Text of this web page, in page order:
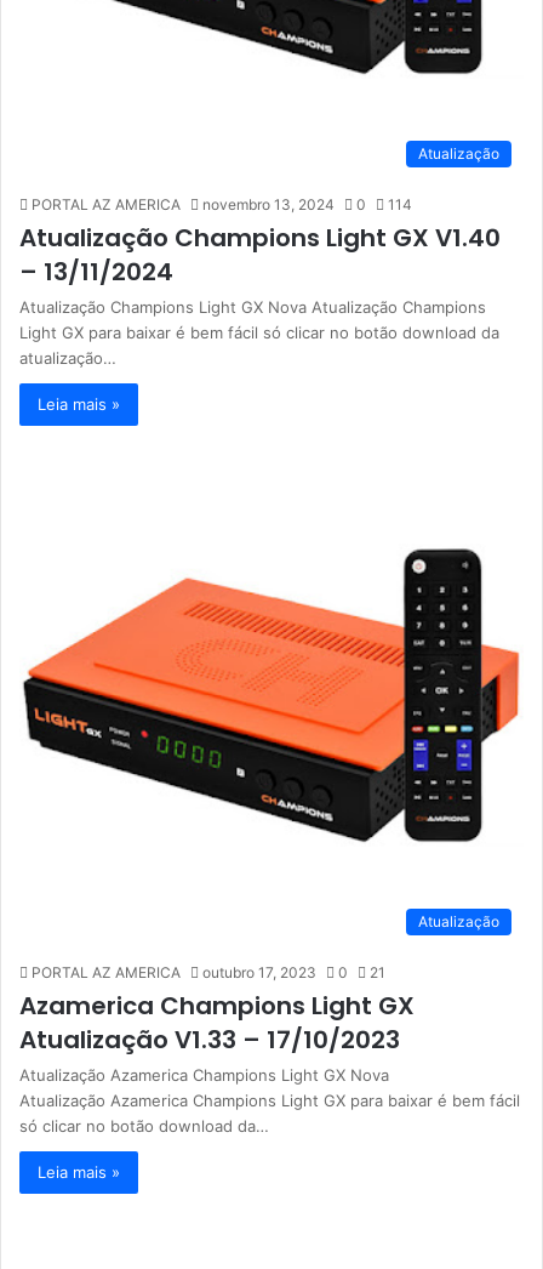
Atualização
PORTAL AZ AMERICA novembro 13, 2024 0 114
Atualização Champions Light GX V1.40
– 13/11/2024
Atualização Champions Light GX Nova Atualização Champions
Light GX para baixar é bem fácil só clicar no botão download da
atualização…
Leia mais »
Atualização
PORTAL AZ AMERICA outubro 17, 2023 0 21
Azamerica Champions Light GX
Atualização V1.33 – 17/10/2023
Atualização Azamerica Champions Light GX Nova
Atualização Azamerica Champions Light GX para baixar é bem fácil
só clicar no botão download da…
Leia mais »